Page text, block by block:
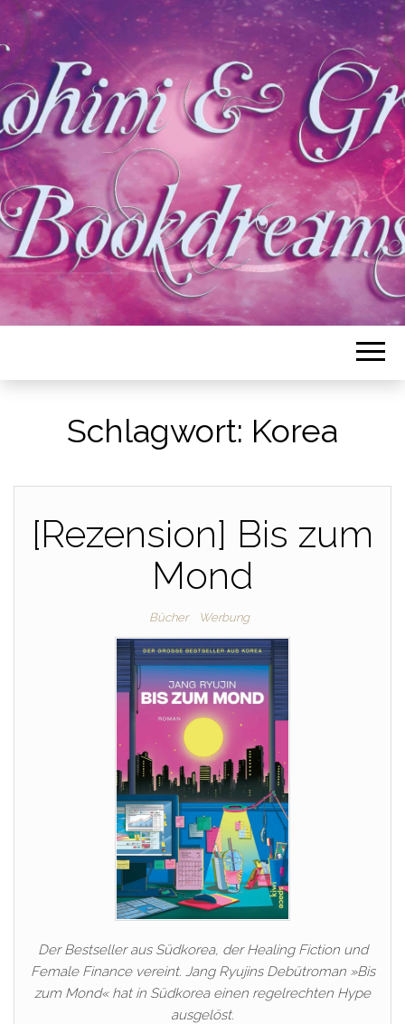
Schlagwort: Korea
[Rezension] Bis zum
Mond
Bücher Werbung
Der Bestseller aus Südkorea, der Healing Fiction und
Female Finance vereint. Jang Ryujins Debütroman »Bis
zum Mond« hat in Südkorea einen regelrechten Hype
ausgelöst.